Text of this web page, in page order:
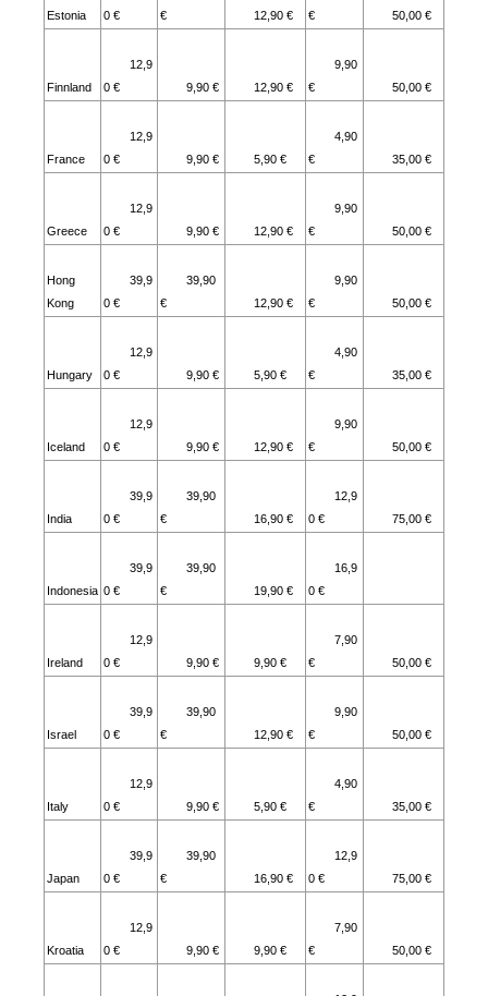
Estonia
0 €
€
12,90 €
€
50,00 €
Finnland
12,9
0 €
9,90 € 12,90 €
9,90
€
50,00 €
France
12,9
0 €
9,90 € 5,90 €
4,90
€
35,00 €
Greece
12,9
0 €
9,90 € 12,90 €
9,90
€
50,00 €
Hong
Kong
39,9
0 €
39,90
€
12,90 €
9,90
€
50,00 €
Hungary
12,9
0 €
9,90 € 5,90 €
4,90
€
35,00 €
Iceland
12,9
0 €
9,90 € 12,90 €
9,90
€
50,00 €
India
39,9
0 €
39,90
€
16,90 €
12,9
0 €
75,00 €
Indonesia
39,9
0 €
39,90
€
19,90 €
16,9
0 €
Ireland
12,9
0 €
9,90 € 9,90 €
7,90
€
50,00 €
Israel
39,9
0 €
39,90
€
12,90 €
9,90
€
50,00 €
Italy
12,9
0 €
9,90 € 5,90 €
4,90
€
35,00 €
Japan
39,9
0 €
39,90
€
16,90 €
12,9
0 €
75,00 €
Kroatia
12,9
0 €
9,90 € 9,90 €
7,90
€
50,00 €